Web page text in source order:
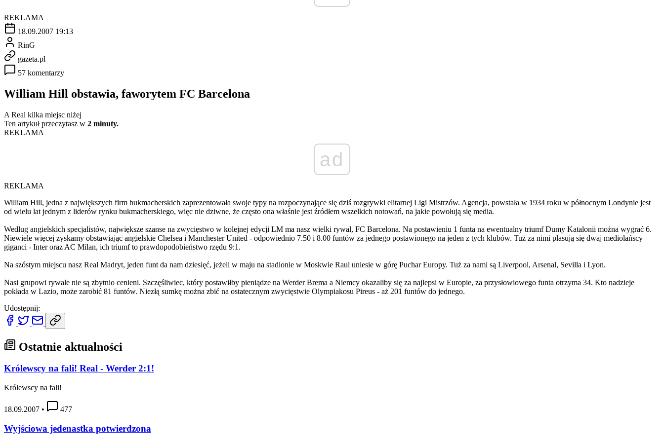
REKLAMA
18.09.2007 19:13
RinG
gazeta.pl
57 komentarzy
William Hill obstawia, faworytem FC Barcelona
A Real kilka miejsc niżej
Ten artykuł przeczytasz w 2 minuty.
REKLAMA
ad
REKLAMA
William Hill, jedna z największych firm bukmacherskich zaprezentowała swoje typy na rozpoczynające się dziś rozgrywki elitarnej Ligi Mistrzów. Agencja, powstała w 1934 roku w północnym Londynie jest
od wielu lat jednym z liderów rynku bukmacherskiego, więc nie dziwne, że często ona właśnie jest źródłem wszelkich notowań, na jakie powołują się media.
Według angielskich specjalistów, największe szanse na zwycięstwo w kolejnej edycji LM ma nasz wielki rywal, FC Barcelona. Na postawieniu 1 funta na ewentualny triumf Dumy Katalonii można wygrać 6.
Niewiele więcej zyskamy obstawiając angielskie Chelsea i Manchester United - odpowiednio 7.50 i 8.00 funtów za jednego postawionego na jeden z tych klubów. Tuż za nimi plasują się dwaj mediolańscy
giganci - Inter oraz AC Milan, ich triumf to prawdopodobieństwo rzędu 9:1.
Na szóstym miejscu nasz Real Madryt, jeden funt da nam dziesięć, jeżeli w maju na stadionie w Moskwie Raul uniesie w górę Puchar Europy. Tuż za nami są Liverpool, Arsenal, Sevilla i Lyon.
Nasi grupowi rywale nie są zbytnio cenieni. Szczęśliwiec, który postawiłby pieniądze na Werder Brema a Niemcy okazaliby się za najlepsi w Europie, za przysłowiowego funta otrzyma 34. Kto nadzieje
pokłada w Lazio, może zarobić 81 funtów. Niezłą sumkę można zbić na ostatecznym zwycięstwie Olympiakosu Pireus - aż 201 funtów do jednego.
Udostępnij:
Ostatnie aktualności
Królewscy na fali! Real - Werder 2:1!
Królewscy na fali!
18.09.2007 • 477
Wyjściowa jedenastka potwierdzona